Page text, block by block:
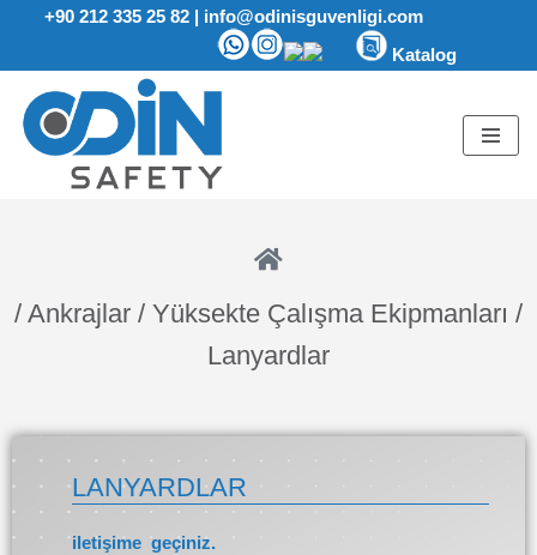
geç
+90 212 335 25 82 | info@odinisguvenligi.com
Katalog
/ Ankrajlar / Yüksekte Çalışma Ekipmanları /
Lanyardlar
LANYARDLAR
iletişime geçiniz.